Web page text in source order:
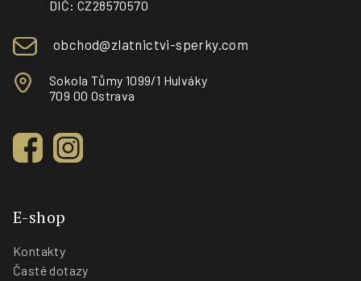
DIČ: CZ28570570
obchod@zlatnictvi-sperky.com
Sokola Tůmy 1099/1 Hulváky
709 00 Ostrava
E-shop
Kontakty
Časté dotazy